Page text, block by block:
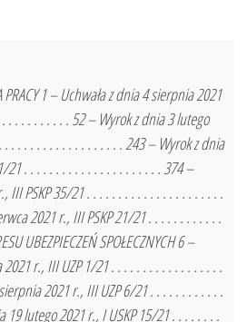
PRACY 1 – Uchwała z dnia 4 sierpnia 2021
. . . . . . . . . . 52 – Wyrok z dnia 3 lutego
. . . . . . . . . . . . . . . . . . 243 – Wyrok z dnia
21 . . . . . . . . . . . . . . . . . . . . . . 374 –
III PSKP 35/21 . . . . . . . . . . . . . . . . . . . . . .
2021 r., III PSKP 21/21 . . . . . . . . . . . .
UBEZPIECZEŃ SPOŁECZNYCH 6 –
r., III UZP 1/21 . . . . . . . . . . . . . . . . . .
2021 r., III UZP 6/21 . . . . . . . . . . . .
19 lutego 2021 r., I USKP 15/21 . . . . . . . .